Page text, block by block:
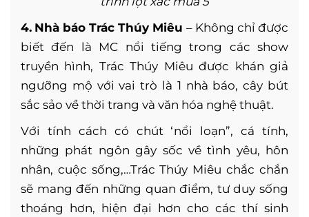
4. Nhà báo Trác Thúy Miêu – Không chỉ được
biết đến là MC nổi tiếng trong các show
truyền hình, Trác Thúy Miêu được khán giả
ngưỡng mộ với vai trò là 1 nhà báo, cây bút
sắc sảo về thời trang và văn hóa nghệ thuật.
Với tính cách có chút ‘nổi loạn”, cá tính,
những phát ngôn gây sốc về tình yêu, hôn
nhân, cuộc sống,…Trác Thúy Miêu chắc chắn
sẽ mang đến những quan điểm, tư duy sống
thoáng hơn, hiện đại hơn cho các thí sinh